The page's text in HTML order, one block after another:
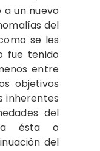
un nuevo
del
se les
fue tenido
entre
objetivos
inherentes
del
ésta o
del